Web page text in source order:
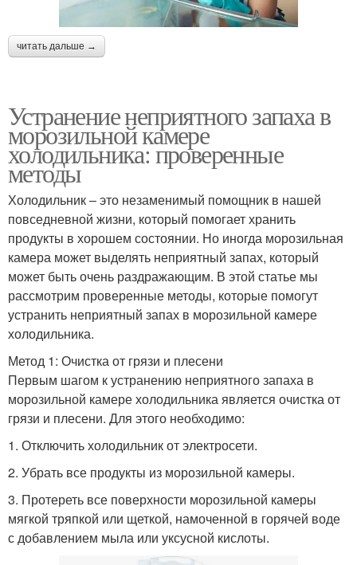
читать дальше →
Устранение неприятного запаха в
морозильной камере
холодильника: проверенные
методы
Холодильник – это незаменимый помощник в нашей
повседневной жизни, который помогает хранить
продукты в хорошем состоянии. Но иногда морозильная
камера может выделять неприятный запах, который
может быть очень раздражающим. В этой статье мы
рассмотрим проверенные методы, которые помогут
устранить неприятный запах в морозильной камере
холодильника.
Метод 1: Очистка от грязи и плесени
Первым шагом к устранению неприятного запаха в
морозильной камере холодильника является очистка от
грязи и плесени. Для этого необходимо:
1. Отключить холодильник от электросети.
2. Убрать все продукты из морозильной камеры.
3. Протереть все поверхности морозильной камеры
мягкой тряпкой или щеткой, намоченной в горячей воде
с добавлением мыла или уксусной кислоты.